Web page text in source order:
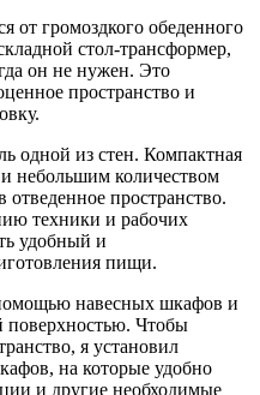
от громоздкого обеденного
стол-трансформер,
он не нужен. Это
пространство и
одной из стен. Компактная
небольшим количеством
пространство.
техники и рабочих
удобный и
пищи.
навесных шкафов и
Чтобы
я установил
на которые удобно
и другие необходимые